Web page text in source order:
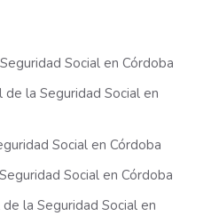
Social en Córdoba
la Seguridad Social en
Social en Córdoba
Social en Córdoba
la Seguridad Social en